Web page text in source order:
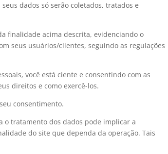
dados só serão coletados, tratados e
finalidade acima descrita, evidenciando o
seus usuários/clientes, seguindo as regulações
você está ciente e consentindo com as
direitos e como exercê-los.
consentimento.
o tratamento dos dados pode implicar a
do site que dependa da operação. Tais